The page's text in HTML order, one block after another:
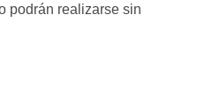
podrán realizarse sin